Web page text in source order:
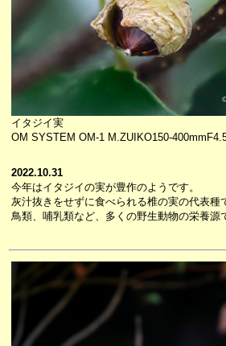
イタジイ実
OM SYSTEM OM-1 M.ZUIKO150-
2022.10.31
今年はイタジイの実が豊作のようです。
灰汁抜きをせずに食べられる椎の実の代表種
鳥類、哺乳類など、多くの野生動物の栄養源